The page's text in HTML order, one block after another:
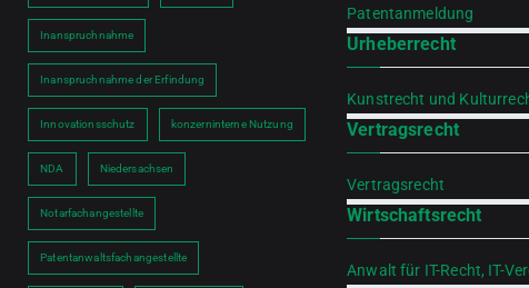
Inanspruchnahme
Inanspruchnahme der Erfindung
Innovationsschutz konzerninterne Nutzung
NDA Niedersachsen
Notarfachangestellte
Patentanwaltsfachangestellte
Patentanmeldung
Urheberrecht
Kunstrecht und
Vertragsrecht
Vertragsrecht
Wirtschaftsrecht
Anwalt für IT-Recht, IT-